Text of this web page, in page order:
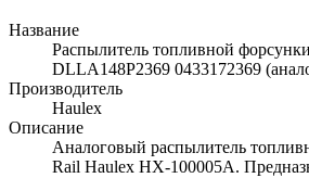
Название
Распылитель топливной
DLLA148P2369 0433172369
Производитель
Haulex
Описание
Аналоговый распылитель
Rail Haulex HX-100005A.